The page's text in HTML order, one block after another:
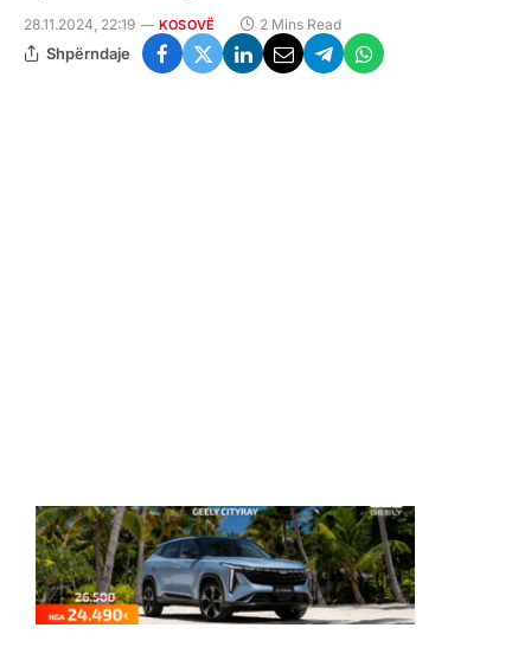
28.11.2024, 22:19 KOSOVË 2 Mins Read
Shpërndaje